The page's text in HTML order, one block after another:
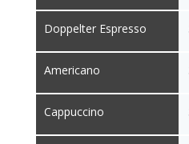
Doppelter Espresso
Americano
Cappuccino